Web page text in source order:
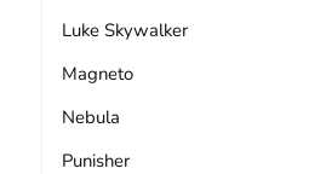
Luke Skywalker
Magneto
Nebula
Punisher